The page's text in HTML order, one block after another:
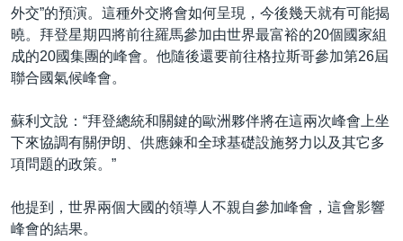
外交”的預演。這種外交將會如何呈現，今後幾天就有可能揭
曉。拜登星期四將前往羅馬參加由世界最富裕的20個國家組
成的20國集團的峰會。他隨後還要前往格拉斯哥參加第26屆
聯合國氣候峰會。
蘇利文說：“拜登總統和關鍵的歐洲夥伴將在這兩次峰會上坐
下來協調有關伊朗、供應鍊和全球基礎設施努力以及其它多
項問題的政策。”
他提到，世界兩個大國的領導人不親自參加峰會，這會影響
峰會的結果。